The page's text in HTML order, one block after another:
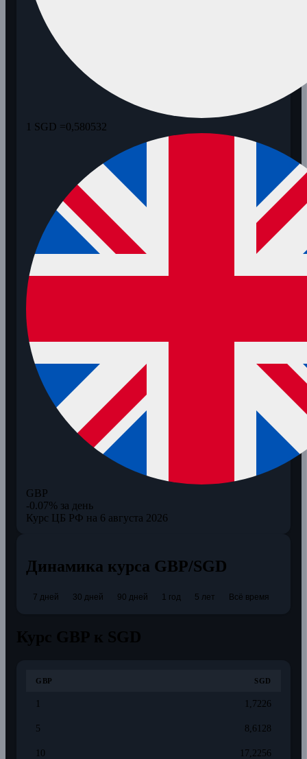
1 SGD =0,580532
GBP
-0.07% за день
Курс ЦБ РФ на 6 августа 2026
Динамика курса GBP/SGD
7 дней 30 дней 90 дней 1 год 5 лет Всё время
GBP SGD
1 1,7226
5 8,6128
10 17,2256